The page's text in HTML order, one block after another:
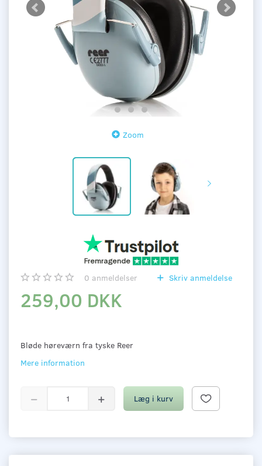
Zoom
0 anmeldelser Skriv anmeldelse
259,00 DKK
Bløde høreværn fra tyske Reer
Mere information
Læg i kurv